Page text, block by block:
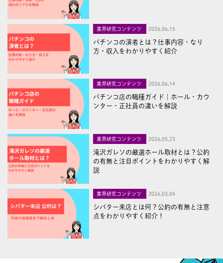
業界研究コンテンツ 2026,06,15
パチンコの演者とは？仕事内容・なり
方・収入をわかりやすく紹介
業界研究コンテンツ 2026,06,14
パチンコ店の職種ガイド｜ホール・カウ
ンター・正社員の違いを解説
業界研究コンテンツ 2026,05,23
滝沢ガレソの厳選ホール取材とは？公約
の有無と注目ポイントをわかりやすく解
説
業界研究コンテンツ 2026,03,04
シバター来店とは何？公約の有無と注意
点をわかりやすく紹介！